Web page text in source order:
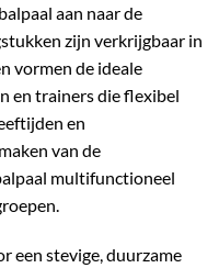
aan naar de
zijn verkrijgbaar in
vormen de ideale
en trainers die flexibel
en
van de
multifunctioneel
een stevige, duurzame